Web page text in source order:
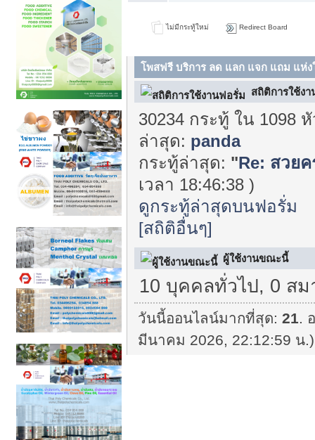
ไม่มีกระทู้ใหม่ Redirect Board
โพสฟรี บริการ ลด แลก แจก แถม แห่ง
สถิติการใช้ง
30234 กระทู้ ใน 1098
ล่าสุด: panda
กระทู้ล่าสุด: "Re: สวย
เวลา 18:46:38 )
ดูกระทู้ล่าสุดบนฟอรั่ม
[สถิติอื่นๆ]
ผู้ใช้งานขณะนี้
10 บุคคลทั่วไป, 0 สม
วันนี้ออนไลน์มากที่สุด:21.
มีนาคม 2026, 22:12:59 น.)